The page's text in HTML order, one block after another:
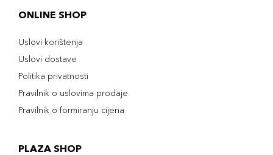
ONLINE SHOP
Uslovi korištenja
Uslovi dostave
Politika privatnosti
Pravilnik o uslovima prodaje
Pravilnik o formiranju cijena
PLAZA SHOP